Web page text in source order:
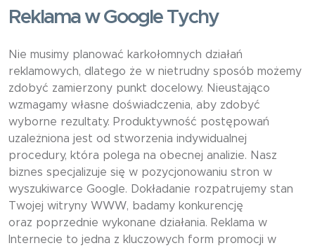
Reklama w Google Tychy
Nie musimy planować karkołomnych działań
reklamowych, dlatego że w nietrudny sposób możemy
zdobyć zamierzony punkt docelowy. Nieustająco
wzmagamy własne doświadczenia, aby zdobyć
wyborne rezultaty. Produktywność postępowań
uzależniona jest od stworzenia indywidualnej
procedury, która polega na obecnej analizie. Nasz
biznes specjalizuje się w pozycjonowaniu stron w
wyszukiwarce Google. Dokładanie rozpatrujemy stan
Twojej witryny WWW, badamy konkurencję
oraz poprzednie wykonane działania. Reklama w
Internecie to jedna z kluczowych form promocji w